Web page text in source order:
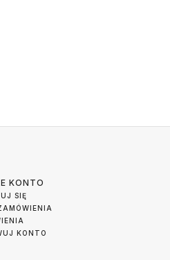
KONTO
SIĘ
KONTO